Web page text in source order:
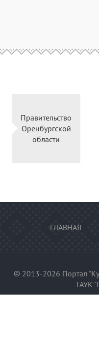
Правительство
Оренбургской
области
ГЛАВНАЯ
© 2013-2026 Портал
ГАУК